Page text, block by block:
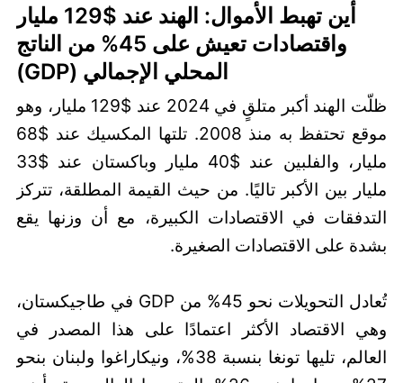
أين تهبط الأموال: الهند عند $129 مليار
واقتصادات تعيش على 45% من الناتج
المحلي الإجمالي (GDP)
ظلّت الهند أكبر متلقٍ في 2024 عند $129 مليار، وهو
موقع تحتفظ به منذ 2008. تلتها المكسيك عند $68
مليار، والفلبين عند $40 مليار وباكستان عند $33
مليار بين الأكبر تاليًا. من حيث القيمة المطلقة، تتركز
التدفقات في الاقتصادات الكبيرة، مع أن وزنها يقع
بشدة على الاقتصادات الصغيرة.
تُعادل التحويلات نحو 45% من GDP في طاجيكستان،
وهي الاقتصاد الأكثر اعتمادًا على هذا المصدر في
العالم، تليها تونغا بنسبة 38%، ونيكاراغوا ولبنان بنحو